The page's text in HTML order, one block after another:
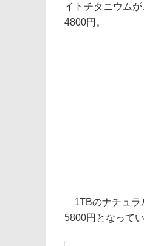
イトチタニウム
4800円。
1TBのナチュラ
5800円となってい